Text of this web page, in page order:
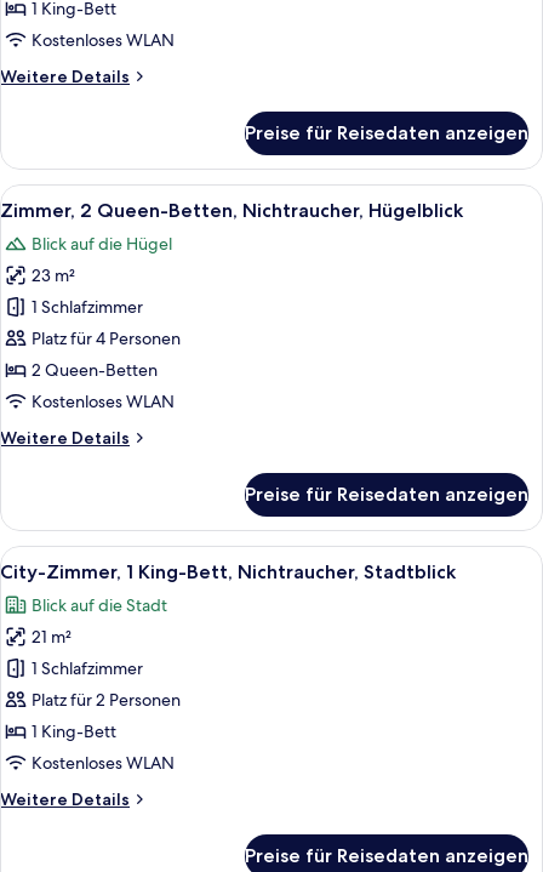
anzeigen
1 King-Bett
Kostenloses WLAN
Weitere Details
Weitere
1 King-
Bett,
Hügelblick
Preise für Reisedaten anzeigen
Alle
Fotos
für
Zimmer,
2 Queen-
Betten,
Nichtraucher,
Hügelblick
Ein Hotelzimmer mit zwei Betten,
9
Zimmer, 2 Queen-Betten, Nichtraucher, Hügelblick
Blick auf die Hügel
23 m²
1 Schlafzimmer
Platz für 4 Personen
2 Queen-Betten
Kostenloses WLAN
Weitere Details
Weitere
2 Queen-
Betten,
Nichtraucher,
Hügelblick
Preise für Reisedaten anzeigen
Alle
Fotos
für
City-
Zimmer,
1 King-
Bett,
Nichtraucher,
anzeigen
Ein Hotelzimmer mit großem
13
City-Zimmer, 1 King-Bett, Nichtraucher, Stadtblick
Blick auf die Stadt
21 m²
1 Schlafzimmer
Platz für 2 Personen
1 King-Bett
Kostenloses WLAN
Weitere Details
Weitere
Preise für Reisedaten anzeigen